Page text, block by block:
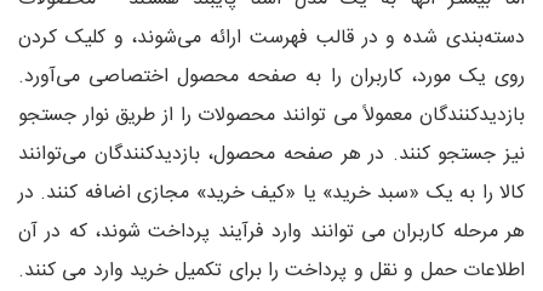
دسته‌بندی شده و در قالب فهرست ارائه می‌شوند، و کلیک کردن
روی یک مورد، کاربران را به صفحه محصول اختصاصی می‌آورد.
بازدیدکنندگان معمولاً می توانند محصولات را از طریق نوار جستجو
نیز جستجو کنند. در هر صفحه محصول، بازدیدکنندگان می‌توانند
کالا را به یک «سبد خرید» یا «کیف خرید» مجازی اضافه کنند. در
هر مرحله کاربران می توانند وارد فرآیند پرداخت شوند، که در آن
اطلاعات حمل و نقل و پرداخت را برای تکمیل خرید وارد می کنند.